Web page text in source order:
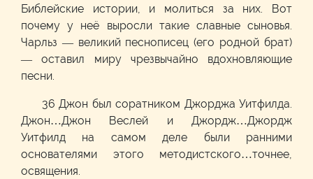
Библейские истории, и молиться за них. Вот
почему у неё выросли такие славные сыновья.
Чарльз — великий песнописец (его родной брат)
— оставил миру чрезвычайно вдохновляющие
песни.
36 Джон был соратником Джорджа Уитфилда.
Джон…Джон Веслей и Джордж…Джордж
Уитфилд на самом деле были ранними
основателями этого методистского…точнее,
освящения.